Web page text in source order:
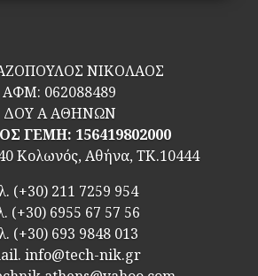
ΝΙΚΟΛΑΟΣ
ΑΦΜ: 062088489
ΔΟΥ Α ΑΘΗΝΩΝ
ΓΕΜΗ: 156419802000
Κολωνός, Αθήνα, ΤΚ.10444
(+30) 211 7259 954
(+30) 6955 67 57 56
(+30) 693 9848 013
info@tech-nik.gr